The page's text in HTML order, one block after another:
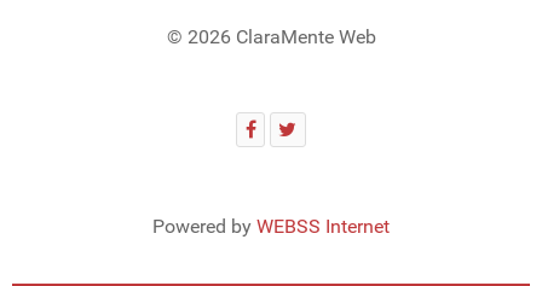
© 2026 ClaraMente Web
Powered by WEBSS Internet